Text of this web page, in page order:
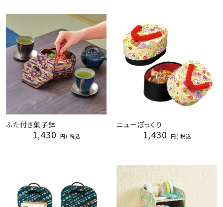
ふた付き菓子鉢
1,430 税込
ニューぽっくり
1,430 税込